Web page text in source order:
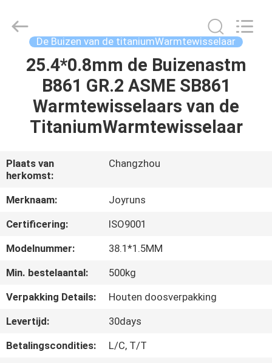
HUIS
PRODUCTEN
DE
V.S.
FABRIEKSREIS
CONTACTEER
ONS
Joyruns
Steel
Reserved.
De Buizen van de titaniumWarmtewisselaar
25.4*0.8mm de Buizenastm
B861 GR.2 ASME SB861
Warmtewisselaars van de
TitaniumWarmtewisselaar
Plaats van
herkomst:
Changzhou
Merknaam:
Joyruns
Certificering:
ISO9001
Modelnummer:
38.1*1.5MM
Min. bestelaantal:
500kg
Verpakking Details:
Houten doosverpakking
Levertijd:
30days
Betalingscondities:
L/C, T/T